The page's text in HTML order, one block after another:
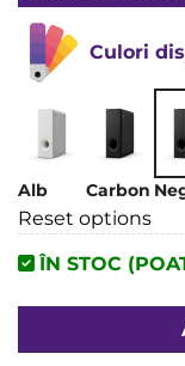
Culori
Alb Carbon
Reset options
ÎN STOC